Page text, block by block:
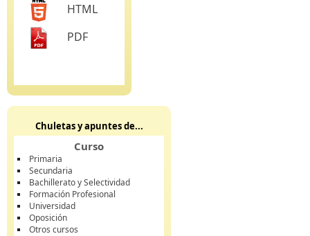
HTML
PDF
Chuletas y apuntes de...
Curso
Primaria
Secundaria
Bachillerato y Selectividad
Formación Profesional
Universidad
Oposición
Otros cursos